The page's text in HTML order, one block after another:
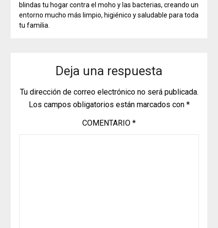
blindas tu hogar contra el moho y las bacterias, creando un
entorno mucho más limpio, higiénico y saludable para toda
tu familia.
Deja una respuesta
Tu dirección de correo electrónico no será publicada.
Los campos obligatorios están marcados con *
COMENTARIO *